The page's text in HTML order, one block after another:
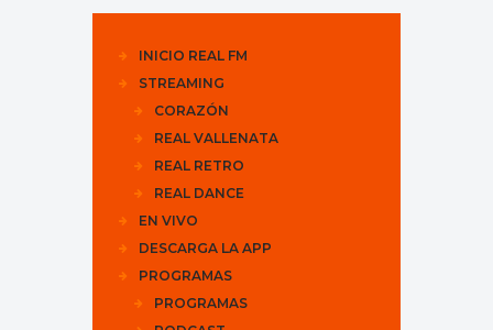
INICIO REAL FM
STREAMING
CORAZÓN
REAL VALLENATA
REAL RETRO
REAL DANCE
EN VIVO
DESCARGA LA APP
PROGRAMAS
PROGRAMAS